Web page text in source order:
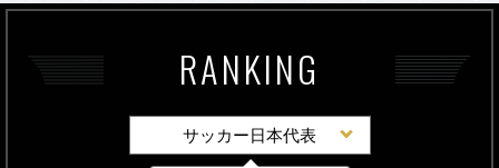
RANKING
サッカー日本代表